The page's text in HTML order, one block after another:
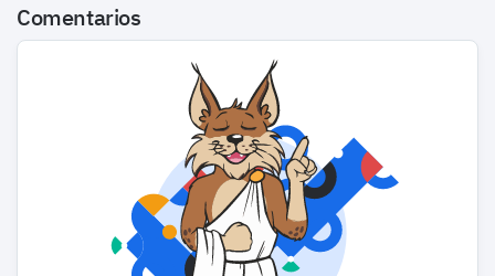
Comentarios